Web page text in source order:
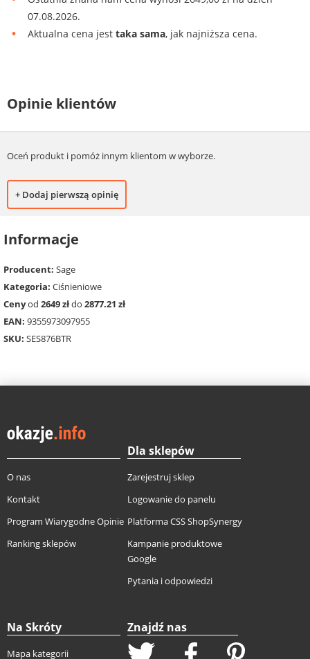
07.08.2026.
Aktualna cena jest taka sama, jak najniższa cena.
Opinie klientów
Oceń produkt i pomóż innym klientom w wyborze.
+ Dodaj pierwszą opinię
Informacje
Producent: Sage
Kategoria: Ciśnieniowe
Cenyod 2649 złdo 2877.21 zł
EAN: 9355973097955
SKU: SES876BTR
O nas
Kontakt
Program Wiarygodne Opinie
Ranking sklepów
Dla sklepów
Zarejestruj sklep
Logowanie do panelu
Platforma CSS ShopSynergy
Kampanie produktowe
Google
Pytania i odpowiedzi
Na Skróty
Mapa kategorii
Znajdź nas